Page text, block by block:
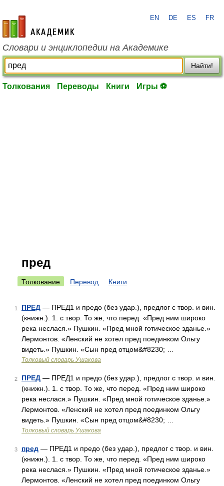
academic.ru
EN DE ES FR
Словари и энциклопедии на Академике
Найти!
Толкования Переводы Книги Игры ⚽
пред
Толкование Перевод Книги
1 ПРЕД — ПРЕД1 и предо (без удар.), предлог с твор. и вин.
(книжн.). 1. с твор. То же, что перед. «Пред ним широко
река неслася.» Пушкин. «Пред мной готическое зданье.»
Лермонтов. «Ленский не хотел пред поединком Ольгу
видеть.» Пушкин. «Сын пред отцом&#8230; …
Толковый словарь Ушакова
2 ПРЕД — ПРЕД1 и предо (без удар.), предлог с твор. и вин.
(книжн.). 1. с твор. То же, что перед. «Пред ним широко
река неслася.» Пушкин. «Пред мной готическое зданье.»
Лермонтов. «Ленский не хотел пред поединком Ольгу
видеть.» Пушкин. «Сын пред отцом&#8230; …
Толковый словарь Ушакова
3 пред — ПРЕД1 и предо (без удар.), предлог с твор. и вин.
(книжн.). 1. с твор. То же, что перед. «Пред ним широко
река неслася.» Пушкин. «Пред мной готическое зданье.»
Лермонтов. «Ленский не хотел пред поединком Ольгу